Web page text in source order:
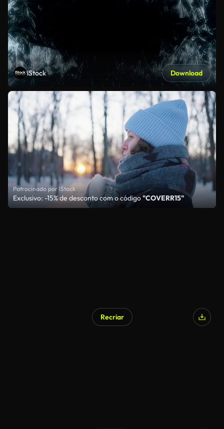
iStock Download
Patrocinado por iStock
Exclusivo: -15% de desconto com o código"COVERR15"
Recriar